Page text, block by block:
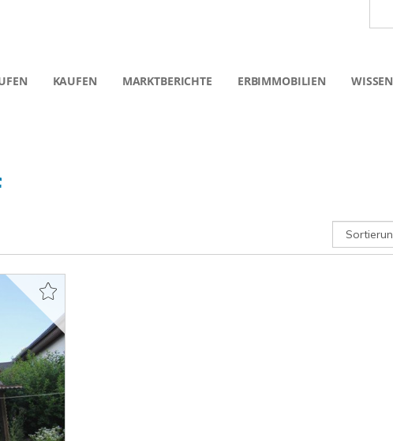
KAUFEN MARKTBERICHTE ERBIMMOBILIEN WISSEN